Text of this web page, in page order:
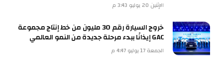
الإثنين 20 يوليو 3:43 م
خروج السيارة رقم 30 مليون من خط إنتاج مجموعة
GAC إيذانًا ببدء مرحلة جديدة من النمو العالمي
الجمعة 17 يوليو 4:47 م